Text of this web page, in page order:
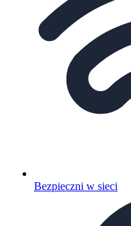
Bezpieczni w sieci